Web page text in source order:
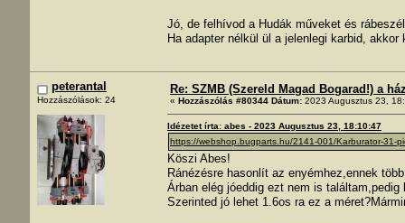
Jó, de felhívod a Hudák műveket és
Ha adapter nélkül ül a jelenlegi karbid,
peterantal
Hozzászólások: 24
Re: SZMB (Szereld Magad Bogarad!) a
« Hozzászólás #80344 Dátum: 2023 Augusztus 23,
Idézetet írta: abes - 2023 Augusztus 23, 18:10:47
https://webshop.bugparts.hu/2141-001/Karburator-31-
Köszi Abes!
Ránézésre hasonlít az enyémhez,ennek
Árban elég jóeddig ezt nem is
Szerinted jó lehet 1.6os ra ez a